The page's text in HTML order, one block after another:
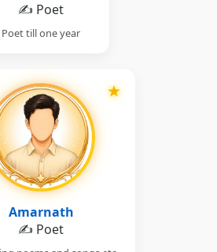
✍️ Poet
Poet till one year
★
Amarnath
✍️ Poet